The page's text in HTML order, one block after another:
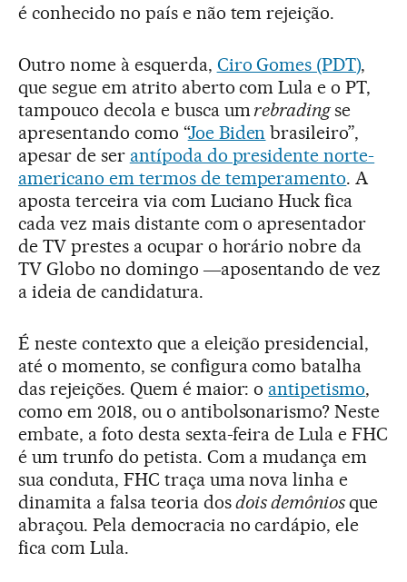
é conhecido no país e não tem rejeição.
Outro nome à esquerda, Ciro Gomes (PDT),
que segue em atrito aberto com Lula e o PT,
tampouco decola e busca umrebradingse
apresentando como “Joe Biden brasileiro”,
apesar de ser antípoda do presidente norte-
americano em termos de temperamento. A
aposta terceira via com Luciano Huck fica
cada vez mais distante com o apresentador
de TV prestes a ocupar o horário nobre da
TV Globo no domingo ―aposentando de vez
a ideia de candidatura.
É neste contexto que a eleição presidencial,
até o momento, se configura como batalha
das rejeições. Quem é maior: o antipetismo,
como em 2018, ou o antibolsonarismo? Neste
embate, a foto desta sexta-feira de Lula e FHC
é um trunfo do petista. Com a mudança em
sua conduta, FHC traça uma nova linha e
dinamita a falsa teoria dosdois demôniosque
abraçou. Pela democracia no cardápio, ele
fica com Lula.